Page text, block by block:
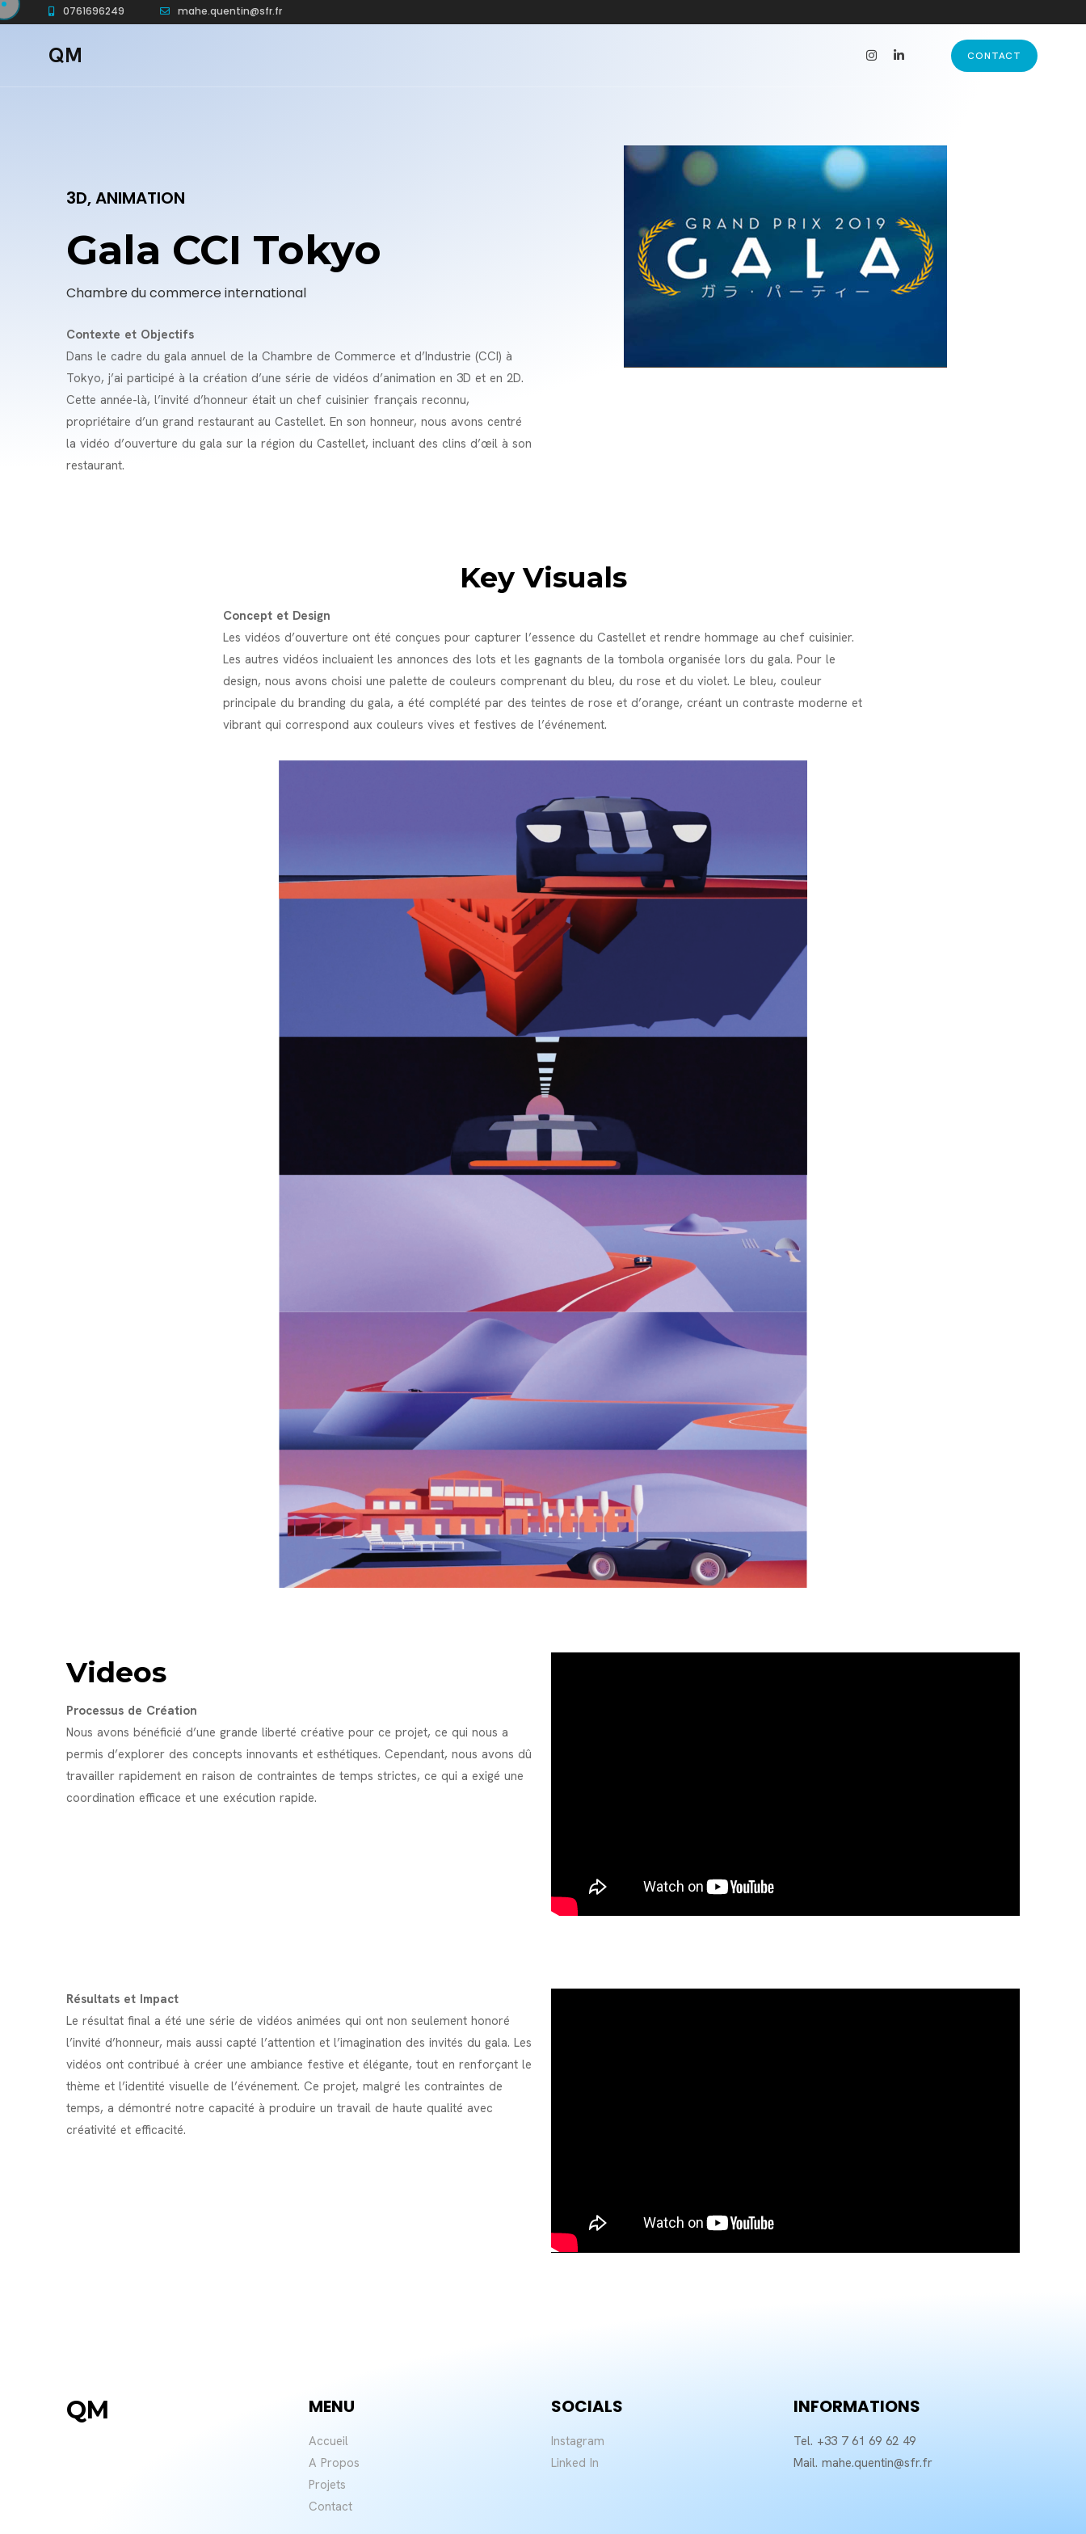
0761696249 mahe.quentin@sfr.fr
QM CONTACT
3D, ANIMATION
Gala CCI Tokyo
Chambre du commerce international
Contexte et Objectifs
Dans le cadre du gala annuel de la Chambre de Commerce et d’Industrie (CCI) à
Tokyo, j’ai participé à la création d’une série de vidéos d’animation en 3D et en 2D.
Cette année-là, l’invité d’honneur était un chef cuisinier français reconnu,
propriétaire d’un grand restaurant au Castellet. En son honneur, nous avons centré
la vidéo d’ouverture du gala sur la région du Castellet, incluant des clins d’œil à son
restaurant.
Key Visuals
Concept et Design
Les vidéos d’ouverture ont été conçues pour capturer l’essence du Castellet et rendre hommage au chef cuisinier.
Les autres vidéos incluaient les annonces des lots et les gagnants de la tombola organisée lors du gala. Pour le
design, nous avons choisi une palette de couleurs comprenant du bleu, du rose et du violet. Le bleu, couleur
principale du branding du gala, a été complété par des teintes de rose et d’orange, créant un contraste moderne et
vibrant qui correspond aux couleurs vives et festives de l’événement.
Videos
Processus de Création
Nous avons bénéficié d’une grande liberté créative pour ce projet, ce qui nous a
permis d’explorer des concepts innovants et esthétiques. Cependant, nous avons dû
travailler rapidement en raison de contraintes de temps strictes, ce qui a exigé une
coordination efficace et une exécution rapide.
Résultats et Impact
Le résultat final a été une série de vidéos animées qui ont non seulement honoré
l’invité d’honneur, mais aussi capté l’attention et l’imagination des invités du gala. Les
vidéos ont contribué à créer une ambiance festive et élégante, tout en renforçant le
thème et l’identité visuelle de l’événement. Ce projet, malgré les contraintes de
temps, a démontré notre capacité à produire un travail de haute qualité avec
créativité et efficacité.
QM MENU
Accueil
A Propos
Projets
Contact
SOCIALS
Instagram
Linked In
INFORMATIONS
Tel. +33 7 61 69 62 49
Mail. mahe.quentin@sfr.fr